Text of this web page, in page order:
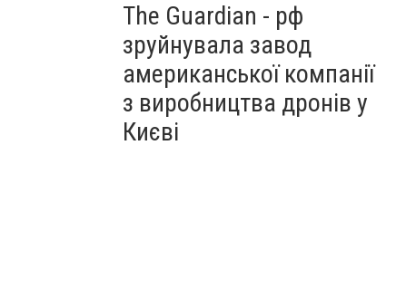
The Guardian - рф
зруйнувала завод
американської компанії
з виробництва дронів у
Києві